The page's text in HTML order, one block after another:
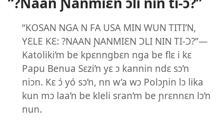
“KOSAN NGA N FA USA MIN WUN TITI’N,
YƐLE KƐ: ?NAAN ƝANMIƐN ƆLI NIN TI-Ɔ?”—
Katoliki’m be kpɛnngbɛn nga be flɛ i kɛ
Papu Benua Sɛzi’n yɛ ɔ kannin ndɛ sɔ’n
niɔn. Kɛ ɔ́ yó sɔ’n, nn w’a wɔ Polɔɲin lɔ lika
kun mɔ laa’n be kleli sran’m be ɲrɛnnɛn lɔ’n
nun.